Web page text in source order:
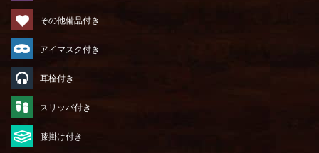
その他備品付き
アイマスク付き
耳栓付き
スリッパ付き
膝掛け付き